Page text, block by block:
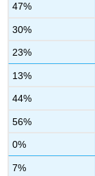
47%
30%
23%
13%
44%
56%
0%
7%